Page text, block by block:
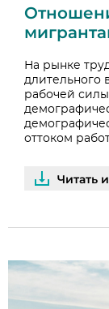
На рынке
длительного
рабочей
оттоком
Читать